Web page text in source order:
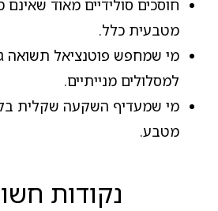
חוסכים סולידיים מאוד שאינם
מטבעית כלל.
מי שמחפש פוטנציאל תשואה
למסלולים מנייתיים.
מי שמעדיף השקעה שקלית
מטבע.
נקודות